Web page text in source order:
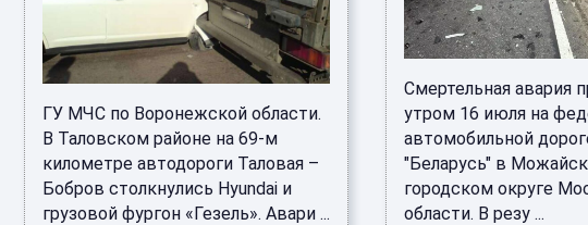
ГУ МЧС по Воронежской области.
В Таловском районе на 69-м
километре автодороги Таловая –
Бобров столкнулись Hyundai и
грузовой фургон «Гезель». Авари ...
Смертельная авария
утром 16 июля на
автомобильной
"Беларусь" в
городском округе
области. В резу ...